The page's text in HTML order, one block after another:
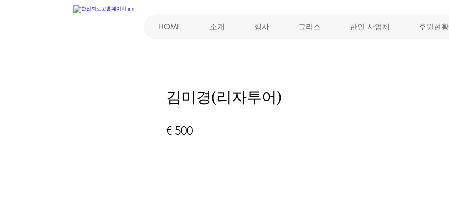
HOME 소개 행사 그리스 한인 사업체 후원현황
김미경(리자투어)
€ 500